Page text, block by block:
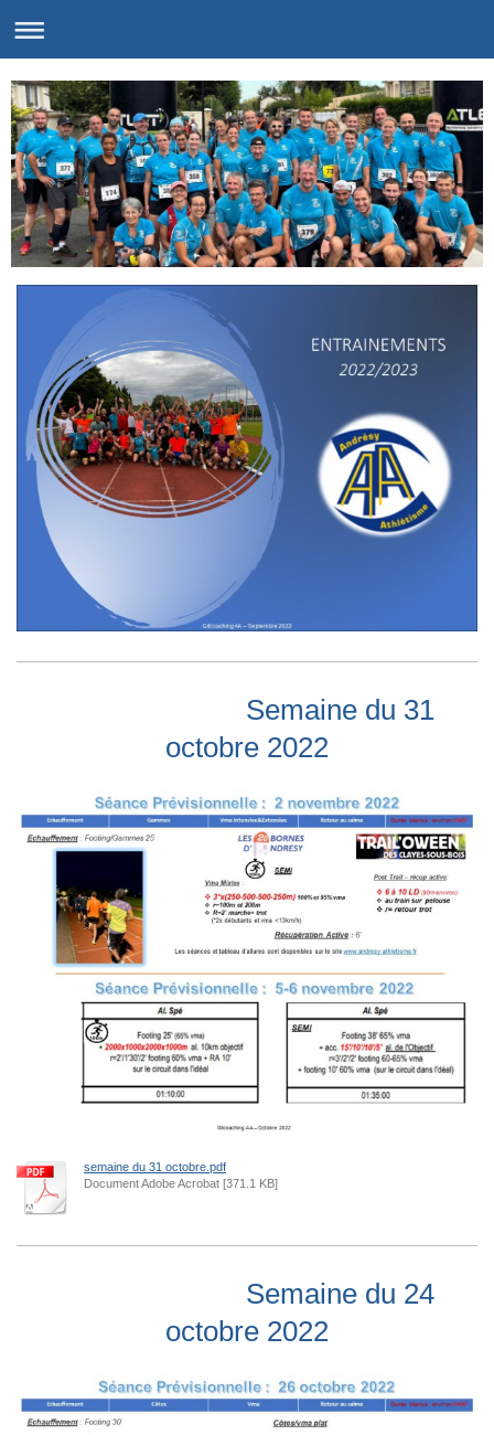
Semaine du 31
octobre 2022
semaine du 31 octobre.pdf
Document Adobe Acrobat [371.1 KB]
Semaine du 24
octobre 2022